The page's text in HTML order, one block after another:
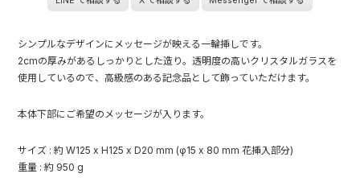
シンプルなデザインにメッセージが映える一輪挿しです。
2cmの厚みがあるしっかりとした造り。透明度の高いクリスタルガラスを
使用しているので、高級感のある記念品として飾っていただけます。
本体下部にご希望のメッセージが入ります。
サイズ : 約 W125 x H125 x D20 mm (φ15 x 80 mm 花挿入部分)
重量 : 約 950 g